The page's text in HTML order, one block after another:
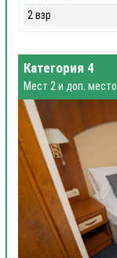
2 взр
Категория 4
Мест 2 и доп. место